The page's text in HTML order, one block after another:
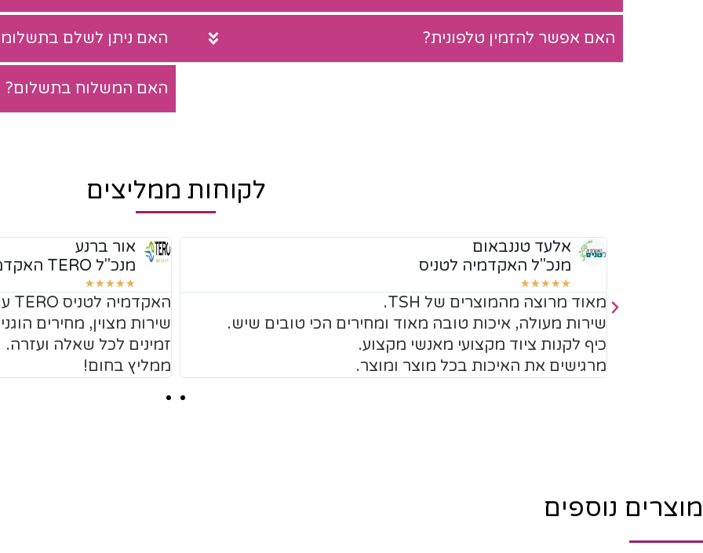
האם אפשר להזמין טלפונית? האם ניתן לשלם
האם המשלוח בתשלום?
לקוחות ממליצים
אלעד טננבאום
מנכ"ל האקדמיה לטניס
☆
☆
☆
☆
☆
מאוד מרוצה מהמוצרים של TSH.
שירות מעולה, איכות טובה מאוד ומחירים הכי טובים שיש.
כיף לקנות ציוד מקצועי מאנשי מקצוע.
מרגישים את האיכות בכל מוצר ומוצר.
אור ברנע
מנכ"ל TERO האקדמיה לטניס
☆
☆
☆
☆
☆
האקדמיה לטניס TERO עובדת עם חברת T.S.H
שירות מצוין, מחירים
זמינים לכל שאלה ועזרה.
ממליץ בחום!
מוצרים נוספים